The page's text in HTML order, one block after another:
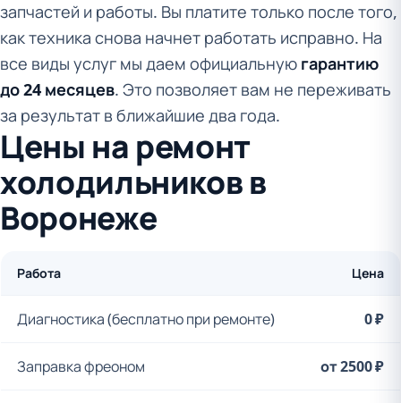
запчастей и работы. Вы платите только после того,
как техника снова начнет работать исправно. На
все виды услуг мы даем официальную гарантию
до 24 месяцев. Это позволяет вам не переживать
за результат в ближайшие два года.
Цены на ремонт
холодильников в
Воронеже
Работа Цена
Диагностика (бесплатно при ремонте) 0 ₽
Заправка фреоном от 2500 ₽